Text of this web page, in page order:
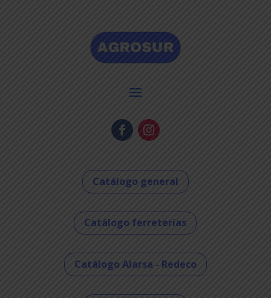
Catálogo general
Catálogo ferreterías
Catálogo Alarsa - Redeco